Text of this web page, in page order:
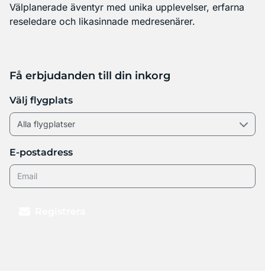
Välplanerade äventyr med unika upplevelser, erfarna
reseledare och likasinnade medresenärer.
Få erbjudanden till din inkorg
Välj flygplats
E-postadress